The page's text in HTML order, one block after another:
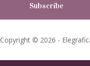
Subscribe
Copyright © 2026 -